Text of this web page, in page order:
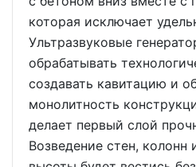
которая исключает
Ультразвуковые
обрабатывать
создавать кавитацию и
монолитность
делает первый слой
Возведение стен, колонн